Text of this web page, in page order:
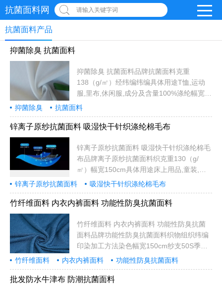
抗菌面料网 请输入关键字词
抗菌面料产品
抑菌除臭 抗菌面料
抑菌除臭 抗菌面料品牌抗菌面料克重
138（g/㎡）经纬编纬编具体用途T恤,运动
服,里布,休闲服,成分及含量100%涤纶幅宽
148CM颜色黑色,花色可售卖地全国型号详
询...
抑菌除臭 抗菌面料
锌离子原纱抗菌面料 吸湿快干针织涤纶棉毛布
锌离子原纱抗菌面料 吸湿快干针织涤纶棉毛
布品牌离子原纱抗菌面料织克重130（g/
㎡）幅宽150cm具体用途床上用品,童装,运
动服,服成分及含量100%涤纶功能抗菌,吸湿
排汗可售卖地全国型号详询纱线成分：
100%聚酯纤维 （75D锌离子原纱抗
130-140克每平方米面料幅宽：155-180厘
米有效现 货 色：原白色可否定制：可以，
染色200kg一缸面料交期：现货当天或次日
可发 ...
锌离子原纱抗菌面料
吸湿快干针织涤纶棉毛布
抗菌面料
竹纤维面料 内衣内裤面料 功能性防臭抗菌面料
竹纤维面料 内衣内裤面料 功能性防臭抗菌
面料品牌功能性防臭抗菌面料织物组织纬编
印染加工方法染色幅宽150cm纱支50S季节
春夏加工定制是克重160g/m2颜色花色,黑
色,黄色,其他成分及含量100%竹纤维色泽特
征可按要求订做梳棉工艺可按要求订做花型
竹纤维面料 内衣内裤面料
功能性防臭抗菌面料
防臭抗菌面料
批发防水牛津布 防潮抗菌面料